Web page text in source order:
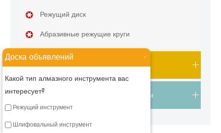
Режущий диск
Абразивные режущие круги
Каменные алмазные инструменты
Алмазные инструменты своими руками
Доска объявлений -
Какой тип алмазного инструмента вас
интересует?
Режущий инструмент
Шлифовальный инструмент